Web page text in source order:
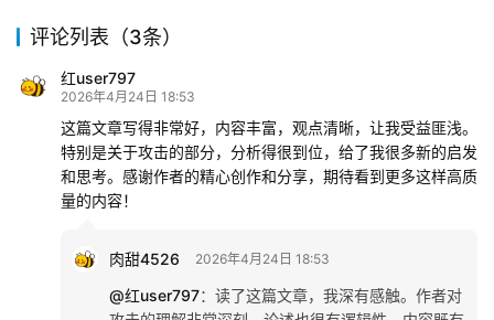
评论列表（3条）
红user797
2026年4月24日 18:53
这篇文章写得非常好，内容丰富，观点清晰，让我受益匪浅。
特别是关于攻击的部分，分析得很到位，给了我很多新的启发
和思考。感谢作者的精心创作和分享，期待看到更多这样高质
量的内容！
肉甜4526 2026年4月24日 18:53
@红user797： 读了这篇文章，我深有感触。作者对